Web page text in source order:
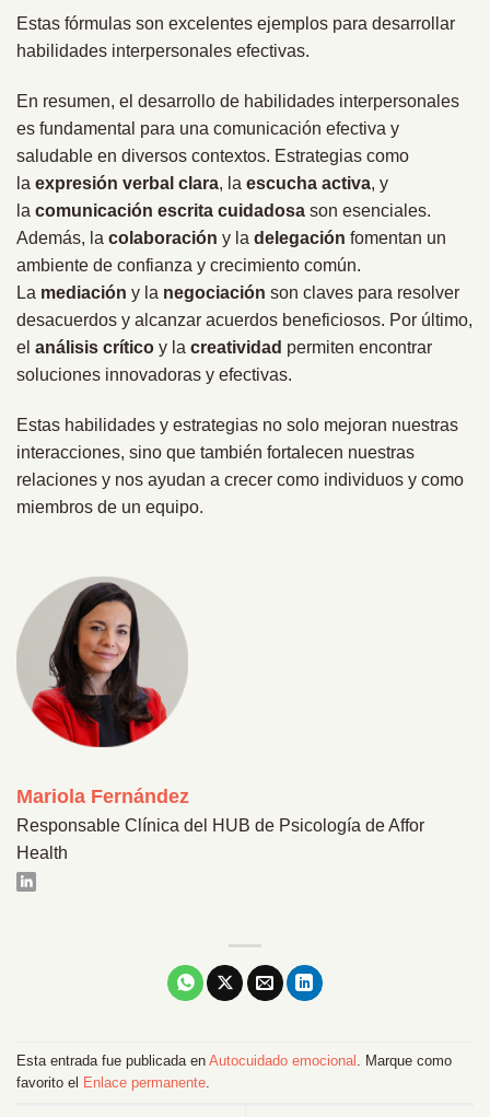
Estas fórmulas son excelentes ejemplos para desarrollar
habilidades interpersonales efectivas.
En resumen, el desarrollo de habilidades interpersonales
es fundamental para una comunicación efectiva y
saludable en diversos contextos. Estrategias como
la expresión verbal clara, la escucha activa, y
la comunicación escrita cuidadosa son esenciales.
Además, la colaboración y la delegación fomentan un
ambiente de confianza y crecimiento común.
La mediación y la negociación son claves para resolver
desacuerdos y alcanzar acuerdos beneficiosos. Por último,
el análisis crítico y la creatividad permiten encontrar
soluciones innovadoras y efectivas.
Estas habilidades y estrategias no solo mejoran nuestras
interacciones, sino que también fortalecen nuestras
relaciones y nos ayudan a crecer como individuos y como
miembros de un equipo.
Mariola Fernández
Responsable Clínica del HUB de Psicología de Affor
Health
Esta entrada fue publicada en Autocuidado emocional
. Marque como
favorito el Enlace permanente